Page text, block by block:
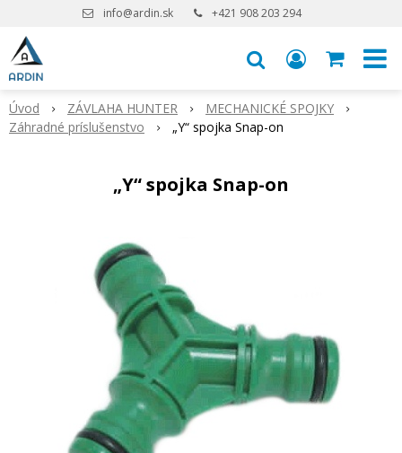
info@ardin.sk +421 908 203 294
Úvod ZÁVLAHA HUNTER
MECHANICKÉ SPOJKY
Záhradné príslušenstvo
„Y“ spojka Snap-on
„Y“ spojka Snap-on